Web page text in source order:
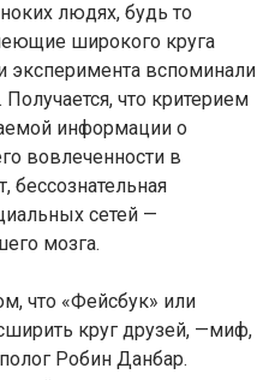
людях, будь то
широкого круга
эксперимента вспоминали
что критерием
информации о
вовлеченности в
бессознательная
сетей —
мозга.
что «Фейсбук» или
круг друзей, —миф,
Робин Данбар.